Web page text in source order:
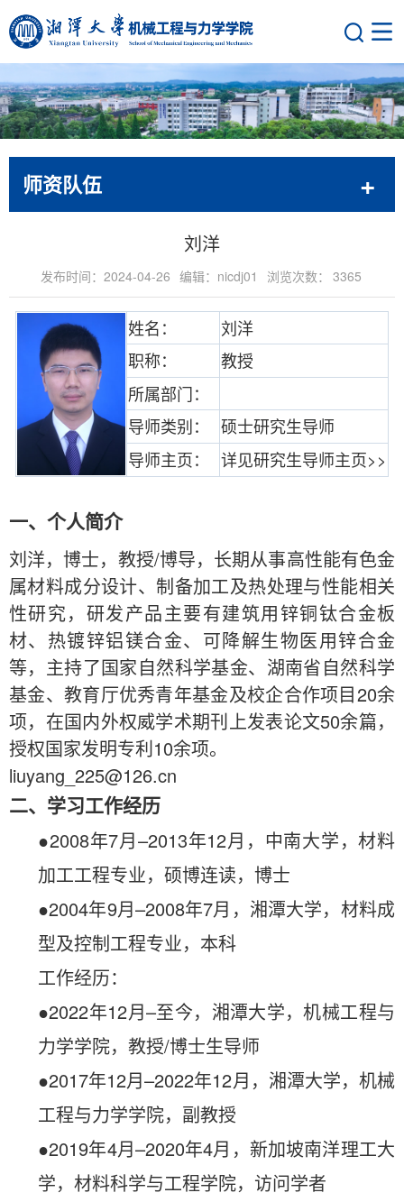
师资队伍
刘洋
发布时间：2024-04-26 编辑：nicdj01 浏览次数： 3365
姓名：
刘洋
职称：
教授
所属部门：
导师类别：
硕士研究生导师
导师主页：
详见研究生导师主页>>
一、个人简介
刘洋，博士，教授/博导，长期从事高性能有色金
属材料成分设计、制备加工及热处理与性能相关
性研究，研发产品主要有建筑用锌铜钛合金板
材、热镀锌铝镁合金、可降解生物医用锌合金
等，主持了国家自然科学基金、湖南省自然科学
基金、教育厅优秀青年基金及校企合作项目20余
项，在国内外权威学术期刊上发表论文50余篇，
授权国家发明专利10余项。
liuyang_225@126.cn
二、学习工作经历
●2008年7月–2013年12月，中南大学，材料
加工工程专业，硕博连读，博士
●2004年9月–2008年7月，湘潭大学，材料成
型及控制工程专业，本科
工作经历：
●2022年12月–至今，湘潭大学，机械工程与
力学学院，教授/博士生导师
●2017年12月–2022年12月，湘潭大学，机械
工程与力学学院，副教授
●2019年4月–2020年4月，新加坡南洋理工大
学，材料科学与工程学院，访问学者